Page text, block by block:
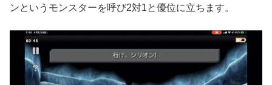
ンというモンスターを呼び2対1と優位に立ちます。